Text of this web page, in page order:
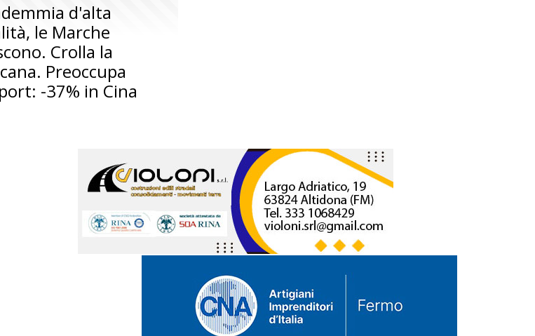
d'alta
le Marche
Crolla la
Preoccupa
-37% in Cina